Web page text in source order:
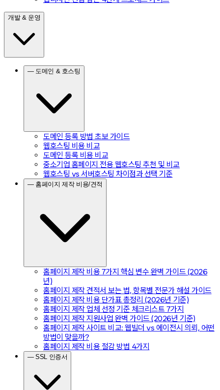
개발 & 운영
— 도메인 & 호스팅
도메인 등록 방법 초보 가이드
웹호스팅 비용 비교
도메인 등록 비용 비교
중소기업 홈페이지 전용 웹호스팅 추천 및 비교
웹호스팅 vs 서버호스팅 차이점과 선택 기준
— 홈페이지 제작 비용/견적
홈페이지 제작 비용 7가지 핵심 변수 완벽 가이드 (2026
년)
홈페이지 제작 견적서 보는 법, 항목별 전문가 해설 가이드
홈페이지 제작 비용 단가표 총정리 (2026년 기준)
홈페이지 제작 업체 선정 기준 체크리스트 7가지
홈페이지 제작 지원사업 완벽 가이드 (2026년 기준)
홈페이지 제작 사이트 비교: 웹빌더 vs 에이전시 의뢰, 어떤
방법이 맞을까?
홈페이지 제작 비용 절감 방법 4가지
— SSL 인증서